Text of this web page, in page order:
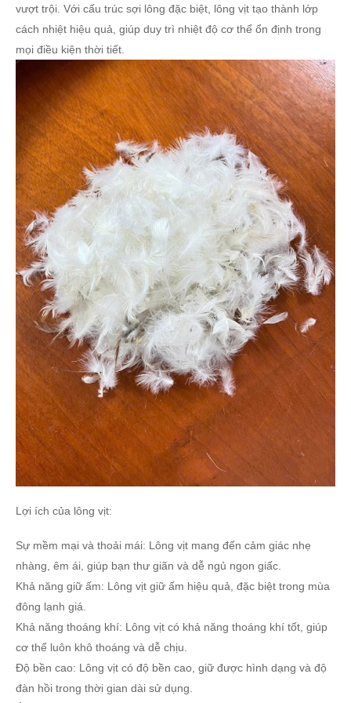
vượt trội. Với cấu trúc sợi lông đặc biệt, lông vịt tạo thành lớp
cách nhiệt hiệu quả, giúp duy trì nhiệt độ cơ thể ổn định trong
mọi điều kiện thời tiết.
Lợi ích của lông vịt:
Sự mềm mại và thoải mái: Lông vịt mang đến cảm giác nhẹ
nhàng, êm ái, giúp bạn thư giãn và dễ ngủ ngon giấc.
Khả năng giữ ấm: Lông vịt giữ ấm hiệu quả, đặc biệt trong mùa
đông lạnh giá.
Khả năng thoáng khí: Lông vịt có khả năng thoáng khí tốt, giúp
cơ thể luôn khô thoáng và dễ chịu.
Độ bền cao: Lông vịt có độ bền cao, giữ được hình dạng và độ
đàn hồi trong thời gian dài sử dụng.